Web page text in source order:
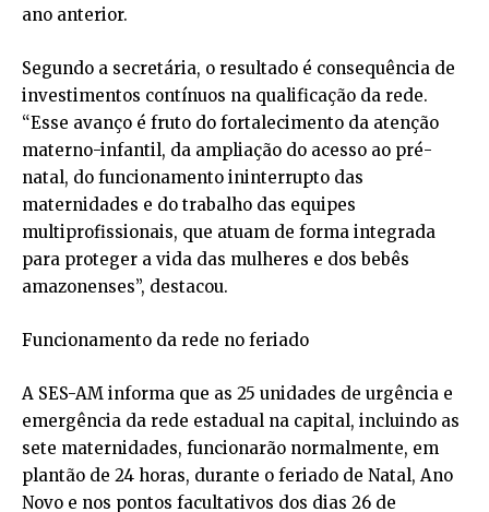
ano anterior.
Segundo a secretária, o resultado é consequência de
investimentos contínuos na qualificação da rede.
“Esse avanço é fruto do fortalecimento da atenção
materno-infantil, da ampliação do acesso ao pré-
natal, do funcionamento ininterrupto das
maternidades e do trabalho das equipes
multiprofissionais, que atuam de forma integrada
para proteger a vida das mulheres e dos bebês
amazonenses”, destacou.
Funcionamento da rede no feriado
A SES-AM informa que as 25 unidades de urgência e
emergência da rede estadual na capital, incluindo as
sete maternidades, funcionarão normalmente, em
plantão de 24 horas, durante o feriado de Natal, Ano
Novo e nos pontos facultativos dos dias 26 de